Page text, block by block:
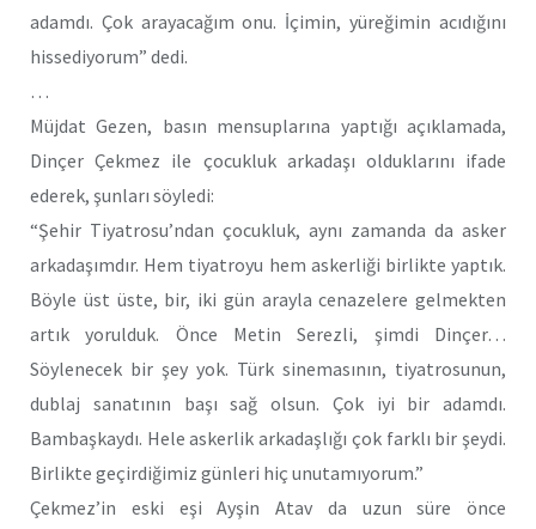
adamdı. Çok arayacağım onu. İçimin, yüreğimin acıdığını
hissediyorum” dedi.
…
Müjdat Gezen, basın mensuplarına yaptığı açıklamada,
Dinçer Çekmez ile çocukluk arkadaşı olduklarını ifade
ederek, şunları söyledi:
“Şehir Tiyatrosu’ndan çocukluk, aynı zamanda da asker
arkadaşımdır. Hem tiyatroyu hem askerliği birlikte yaptık.
Böyle üst üste, bir, iki gün arayla cenazelere gelmekten
artık yorulduk. Önce Metin Serezli, şimdi Dinçer…
Söylenecek bir şey yok. Türk sinemasının, tiyatrosunun,
dublaj sanatının başı sağ olsun. Çok iyi bir adamdı.
Bambaşkaydı. Hele askerlik arkadaşlığı çok farklı bir şeydi.
Birlikte geçirdiğimiz günleri hiç unutamıyorum.”
Çekmez’in eski eşi Ayşin Atav da uzun süre önce